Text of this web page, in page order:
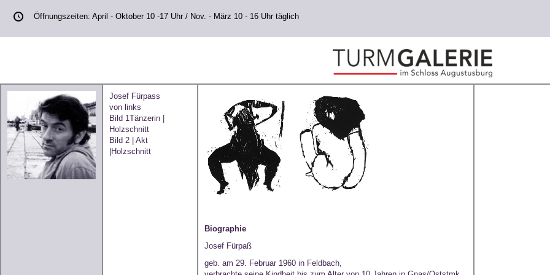
Öffnungszeiten: April - Oktober 10 -17 Uhr / Nov. - März 10 - 16 Uhr täglich
Josef Fürpass
von links
Bild 1Tänzerin |
Holzschnitt
Bild 2 | Akt
|Holzschnitt
Biographie
Josef Fürpaß
geb. am 29. Februar 1960 in Feldbach,